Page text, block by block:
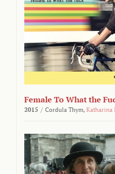
Female To What the
2015 / Cordula Thym, Katharina